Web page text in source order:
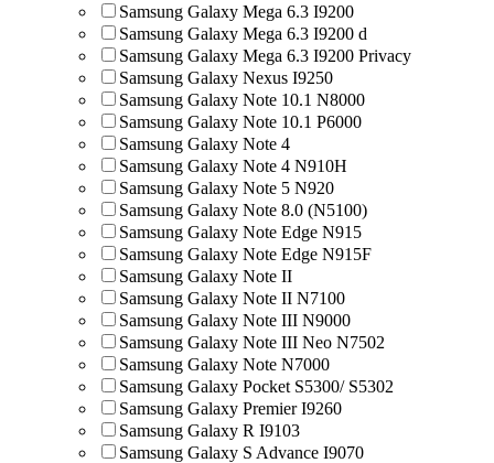
Samsung Galaxy Mega 6.3 I9200
Samsung Galaxy Mega 6.3 I9200 d
Samsung Galaxy Mega 6.3 I9200 Privacy
Samsung Galaxy Nexus I9250
Samsung Galaxy Note 10.1 N8000
Samsung Galaxy Note 10.1 P6000
Samsung Galaxy Note 4
Samsung Galaxy Note 4 N910H
Samsung Galaxy Note 5 N920
Samsung Galaxy Note 8.0 (N5100)
Samsung Galaxy Note Edge N915
Samsung Galaxy Note Edge N915F
Samsung Galaxy Note II
Samsung Galaxy Note II N7100
Samsung Galaxy Note III N9000
Samsung Galaxy Note III Neo N7502
Samsung Galaxy Note N7000
Samsung Galaxy Pocket S5300/ S5302
Samsung Galaxy Premier I9260
Samsung Galaxy R I9103
Samsung Galaxy S Advance I9070